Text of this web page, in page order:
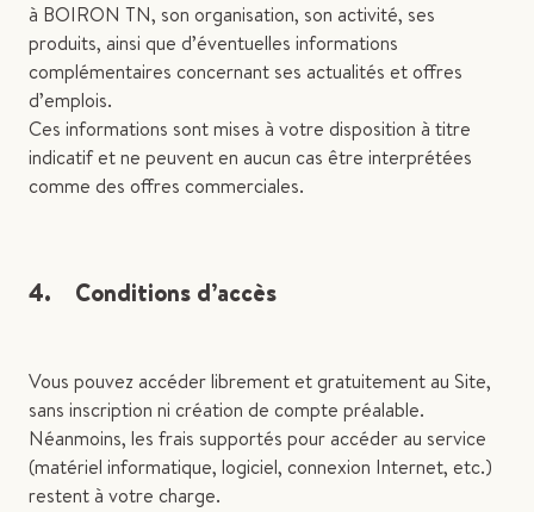
à BOIRON TN, son organisation, son activité, ses
produits, ainsi que d’éventuelles informations
complémentaires concernant ses actualités et offres
d’emplois.
Ces informations sont mises à votre disposition à titre
indicatif et ne peuvent en aucun cas être interprétées
comme des offres commerciales.
4. Conditions d’accès
Vous pouvez accéder librement et gratuitement au Site,
sans inscription ni création de compte préalable.
Néanmoins, les frais supportés pour accéder au service
(matériel informatique, logiciel, connexion Internet, etc.)
restent à votre charge.